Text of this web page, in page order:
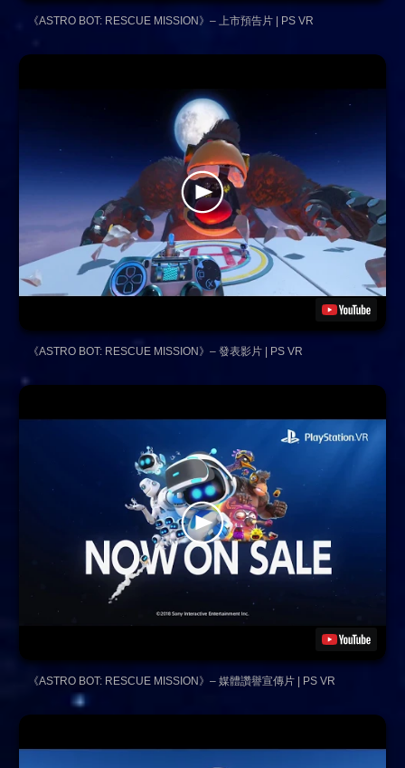
《ASTRO BOT: RESCUE MISSION》– 上市預告片 | PS VR
《ASTRO BOT: RESCUE MISSION》– 發表影片 | PS VR
《ASTRO BOT: RESCUE MISSION》– 媒體讚譽宣傳片 | PS VR